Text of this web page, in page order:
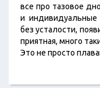
все про тазовое
и индивидуальные
без усталости,
приятная, много
Это не просто